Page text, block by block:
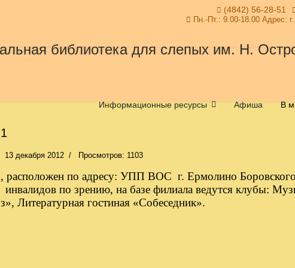
(4842) 56-28-51
Пн.-Пт.: 9.00-18.00 Адрес:
Информационные ресурсы Афиша В
13 декабря 2012 Просмотров: 1103
по адресу: УПП ВОС г. Ермолино
по зрению, на базе филиала ведутся клубы:
Литературная гостиная «Собеседник».
Филиал № 2